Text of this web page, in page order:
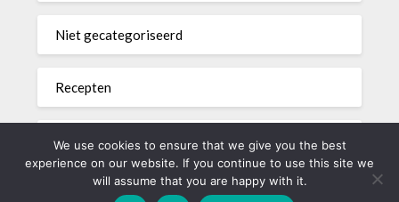
Niet gecategoriseerd
Recepten
Woondecoratie
We use cookies to ensure that we give you the best
experience on our website. If you continue to use this site we
will assume that you are happy with it.